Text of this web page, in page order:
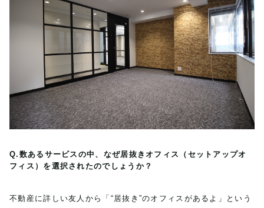
Q.数あるサービスの中、なぜ居抜きオフィス（セットアップオ
フィス）を選択されたのでしょうか？
不動産に詳しい友人から「“居抜き”のオフィスがあるよ」という